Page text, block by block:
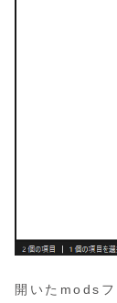
開いたmods